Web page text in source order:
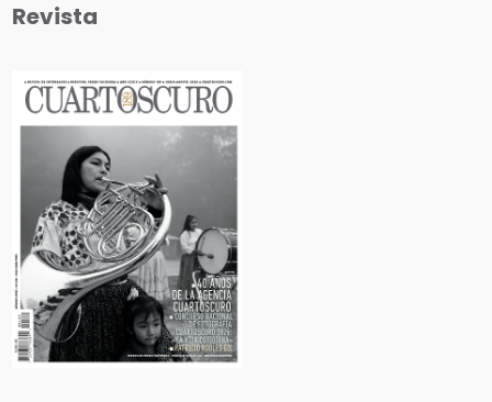
Revista